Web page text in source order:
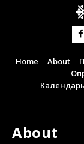
Home About
About